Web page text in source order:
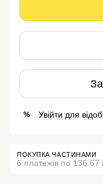
% Увійти для
ПОКУПКА ЧАСТИНАМИ
6 платежів по 136.67